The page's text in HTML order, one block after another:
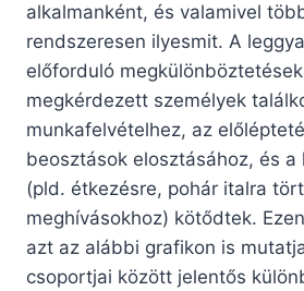
alkalmanként, és valamivel
rendszeresen ilyesmit. A
előforduló
megkérdezett személyek
munkafelvételhez, az
beosztások elosztásához, és a
(pld. étkezésre, pohár italra
meghívásokhoz) kötődtek.
azt az alábbi grafikon is
csoportjai között jelentős